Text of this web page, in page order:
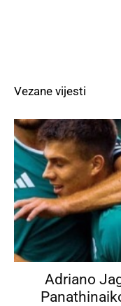
Vezane vijesti
Adriano